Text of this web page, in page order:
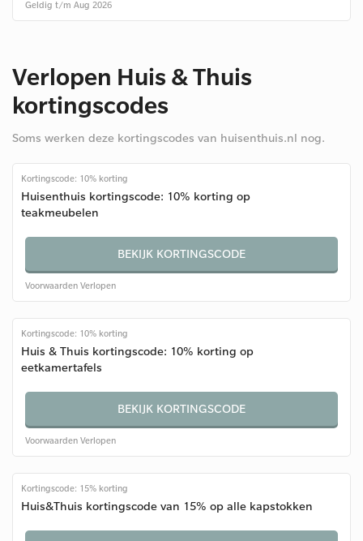
Geldig t/m Aug 2026
Verlopen Huis & Thuis
kortingscodes
Soms werken deze kortingscodes van huisenthuis.nl nog.
Kortingscode: 10% korting
Huisenthuis kortingscode: 10% korting op
teakmeubelen
BEKIJK KORTINGSCODE
Voorwaarden Verlopen
Kortingscode: 10% korting
Huis & Thuis kortingscode: 10% korting op
eetkamertafels
BEKIJK KORTINGSCODE
Voorwaarden Verlopen
Kortingscode: 15% korting
Huis&Thuis kortingscode van 15% op alle kapstokken